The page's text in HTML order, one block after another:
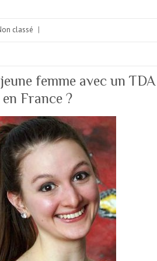
classé |
femme avec un
France ?